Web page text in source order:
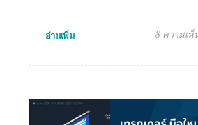
อ่านเพิ่ม 8 ความเห็